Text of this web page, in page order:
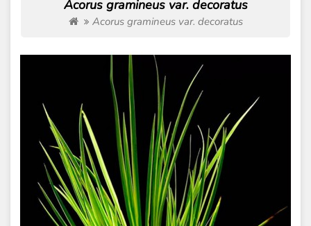
Acorus gramineus var. decoratus
Acorus gramineus var. decoratus